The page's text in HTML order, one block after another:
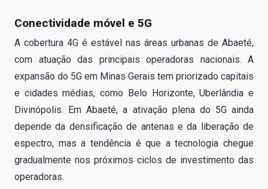
Conectividade móvel e 5G
A cobertura 4G é estável nas áreas urbanas de Abaeté,
com atuação das principais operadoras nacionais. A
expansão do 5G em Minas Gerais tem priorizado capitais
e cidades médias, como Belo Horizonte, Uberlândia e
Divinópolis. Em Abaeté, a ativação plena do 5G ainda
depende da densificação de antenas e da liberação de
espectro, mas a tendência é que a tecnologia chegue
gradualmente nos próximos ciclos de investimento das
operadoras.